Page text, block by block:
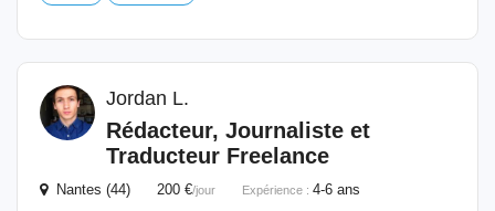
Jordan L.
Rédacteur, Journaliste et
Traducteur Freelance
Nantes (44) 200 €/jour Expérience : 4-6 ans